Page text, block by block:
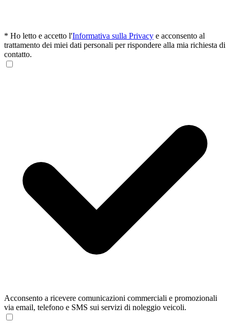
* Ho letto e accetto l'Informativa sulla Privacy e acconsento al
trattamento dei miei dati personali per rispondere alla mia richiesta di
contatto.
Acconsento a ricevere comunicazioni commerciali e promozionali
via email, telefono e SMS sui servizi di noleggio veicoli.